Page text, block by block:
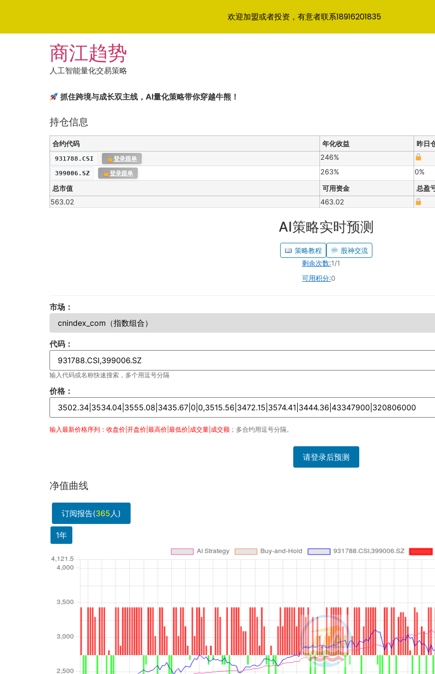
商江趋势
人工智能量化交易策略
抓住跨境与成长双主线，AI量化策略带你穿越牛熊！
持仓信息
合约代码 年化收益 昨日
931788.CSI 登录跟单 246%
399006.SZ 登录跟单 263%
0%
总市值
可用资金
总盈
563.02
463.02
AI策略实时预测
策略教程
股神交流
剩余次数:1/1
可用积分:0
市场：
代码：
输入代码或名称快速搜索，多个用逗号分隔
价格：
输入最新价格序列：收盘价|开盘价|最高价|最低价|成交量|成交额 ；多合约用逗号分隔。
请登录后预测
净值曲线
订阅报告(365人)
1年
欢迎加盟或者投资，有意者联系18916201835